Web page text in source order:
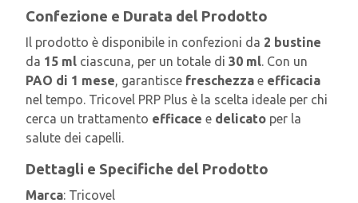
Confezione e Durata del Prodotto
Il prodotto è disponibile in confezioni da 2 bustine
da 15 ml ciascuna, per un totale di 30 ml. Con un
PAO di 1 mese, garantisce freschezza e efficacia
nel tempo. Tricovel PRP Plus è la scelta ideale per chi
cerca un trattamento efficace e delicato per la
salute dei capelli.
Dettagli e Specifiche del Prodotto
Marca: Tricovel